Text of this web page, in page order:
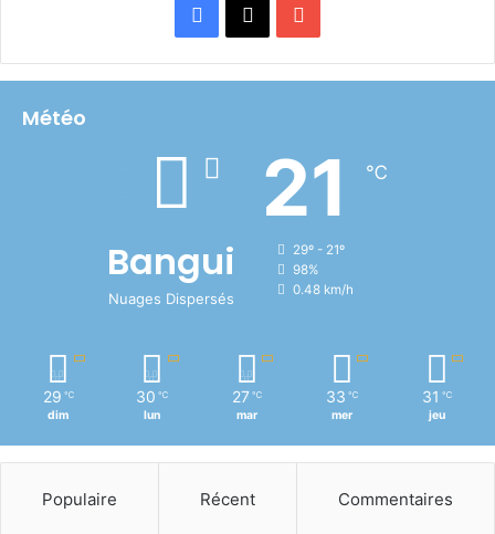
Facebook
X
Météo
Bangui
Nuages Dispersés
21 ℃
29º - 21º
98%
0.48 km/h
29 ℃
dim
30 ℃
lun
27 ℃
mar
33 ℃
mer
31 ℃
jeu
Populaire Récent Commentaires